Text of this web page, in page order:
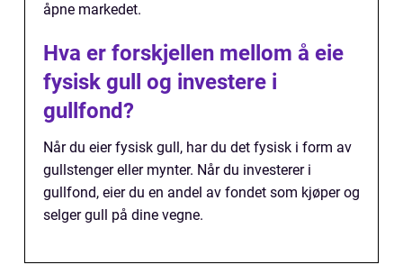
åpne markedet.
Hva er forskjellen mellom å eie
fysisk gull og investere i
gullfond?
Når du eier fysisk gull, har du det fysisk i form av
gullstenger eller mynter. Når du investerer i
gullfond, eier du en andel av fondet som kjøper og
selger gull på dine vegne.